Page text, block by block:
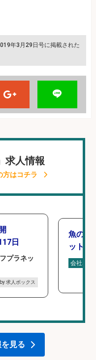
年3月29日号に掲載された
求人情報
方はコチラ
日
プラネッ
求人ボックス
魚の「
ットを
会社名
見る